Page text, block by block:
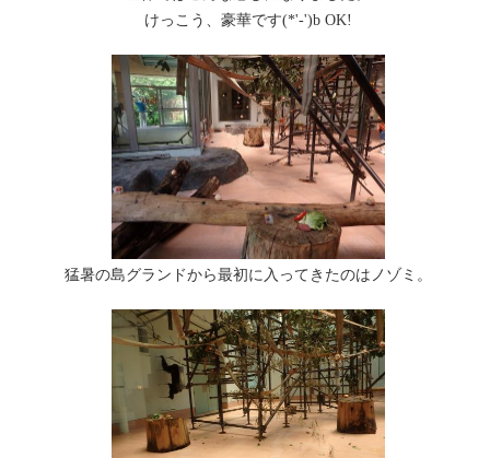
けっこう、豪華です(*'-')b OK!
猛暑の島グランドから最初に入ってきたのはノゾミ。